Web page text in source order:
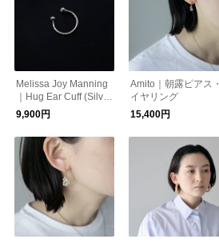
Melissa Joy Manning
｜Hug Ear Cuff (Silve
r) [ イヤーカフ ]
9,900円
Amito｜朝露ピアス・
イヤリング
15,400円